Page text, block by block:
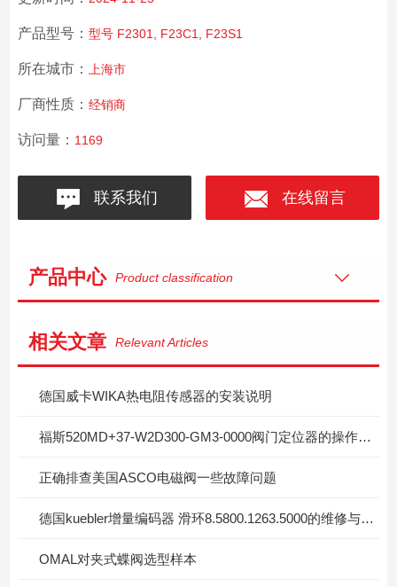
产品型号： 型号 F2301, F23C1, F23S1
所在城市： 上海市
厂商性质： 经销商
访问量： 1169
联系我们 在线留言
产品中心 Product classification
相关文章 Relevant Articles
德国威卡WIKA热电阻传感器的安装说明
福斯520MD+37-W2D300-GM3-0000阀门定位器的操作使用
正确排查美国ASCO电磁阀一些故障问题
德国kuebler增量编码器 滑环8.5800.1263.5000的维修与保养
OMAL对夹式蝶阀选型样本